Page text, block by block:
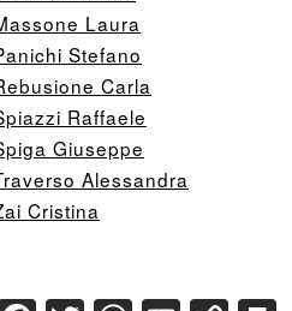
Laura
Stefano
Carla
Raffaele
Giuseppe
Alessandra
Cristina